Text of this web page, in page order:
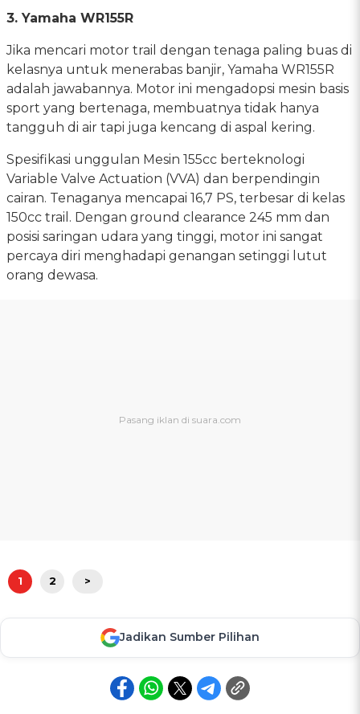
3. Yamaha WR155R
Jika mencari motor trail dengan tenaga paling buas di
kelasnya untuk menerabas banjir, Yamaha WR155R
adalah jawabannya. Motor ini mengadopsi mesin basis
sport yang bertenaga, membuatnya tidak hanya
tangguh di air tapi juga kencang di aspal kering.
Spesifikasi unggulan Mesin 155cc berteknologi
Variable Valve Actuation (VVA) dan berpendingin
cairan. Tenaganya mencapai 16,7 PS, terbesar di kelas
150cc trail. Dengan ground clearance 245 mm dan
posisi saringan udara yang tinggi, motor ini sangat
percaya diri menghadapi genangan setinggi lutut
orang dewasa.
1 2 >
Jadikan Sumber Pilihan